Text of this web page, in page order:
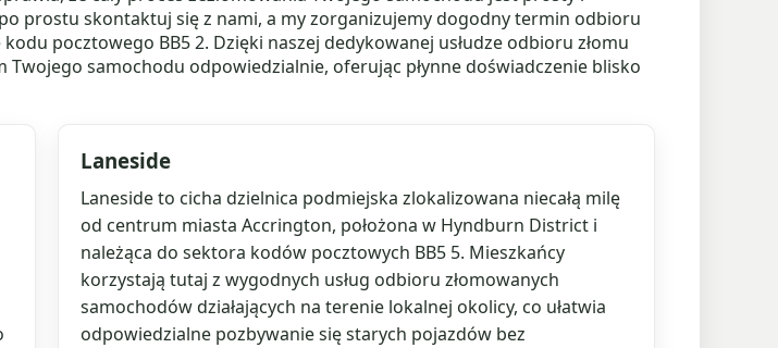
prostu skontaktuj się z nami, a my zorganizujemy dogodny termin odbioru
pocztowego BB5 2. Dzięki naszej dedykowanej usłudze odbioru złomu
samochodu odpowiedzialnie, oferując płynne doświadczenie blisko
Laneside
Laneside to cicha dzielnica podmiejska zlokalizowana niecałą milę
od centrum miasta Accrington, położona w Hyndburn District i
należąca do sektora kodów pocztowych BB5 5. Mieszkańcy
korzystają tutaj z wygodnych usług odbioru złomowanych
samochodów działających na terenie lokalnej okolicy, co ułatwia
odpowiedzialne pozbywanie się starych pojazdów bez